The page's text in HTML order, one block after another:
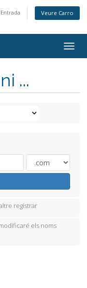
Entrada Veure Carro
...
registrar
els noms